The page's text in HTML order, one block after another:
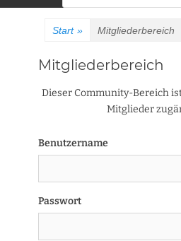
nach:
Start » Mitgliederbereich
Mitgliederbereich
Dieser Community-Bereich
Mitglieder
Benutzername
Passwort